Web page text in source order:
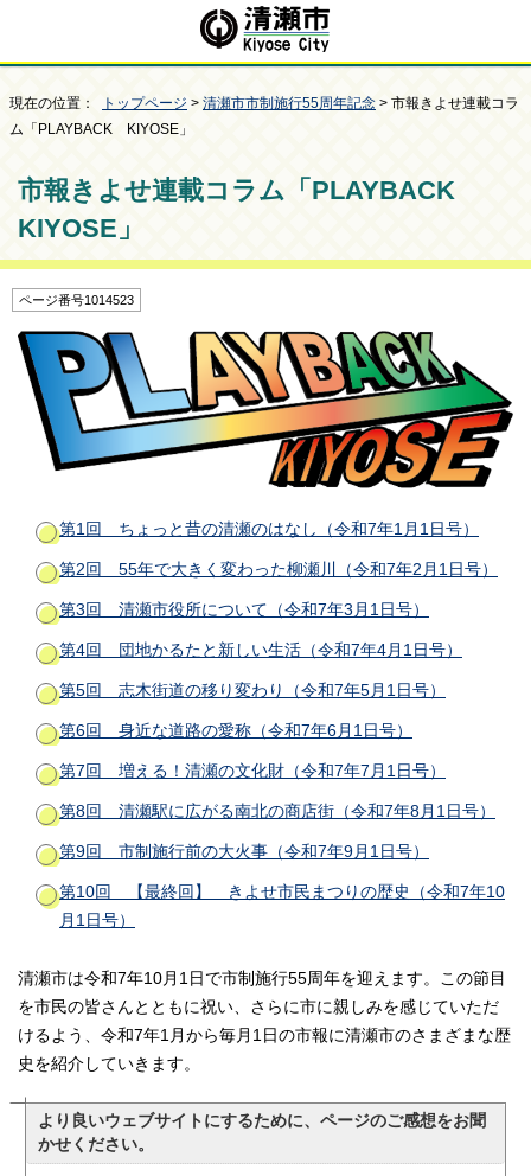
現在の位置： トップページ > 清瀬市市制施行55周年記念 > 市報きよせ連載コラ
ム「PLAYBACK KIYOSE」
市報きよせ連載コラム「PLAYBACK
KIYOSE」
ページ番号1014523
第1回 ちょっと昔の清瀬のはなし（令和7年1月1日号）
第2回 55年で大きく変わった柳瀬川（令和7年2月1日号）
第3回 清瀬市役所について（令和7年3月1日号）
第4回 団地かるたと新しい生活（令和7年4月1日号）
第5回 志木街道の移り変わり（令和7年5月1日号）
第6回 身近な道路の愛称（令和7年6月1日号）
第7回 増える！清瀬の文化財（令和7年7月1日号）
第8回 清瀬駅に広がる南北の商店街（令和7年8月1日号）
第9回 市制施行前の大火事（令和7年9月1日号）
第10回 【最終回】 きよせ市民まつりの歴史（令和7年10
月1日号）
清瀬市は令和7年10月1日で市制施行55周年を迎えます。この節目
を市民の皆さんとともに祝い、さらに市に親しみを感じていただ
けるよう、令和7年1月から毎月1日の市報に清瀬市のさまざまな歴
史を紹介していきます。
より良いウェブサイトにするために、ページのご感想をお聞
かせください。